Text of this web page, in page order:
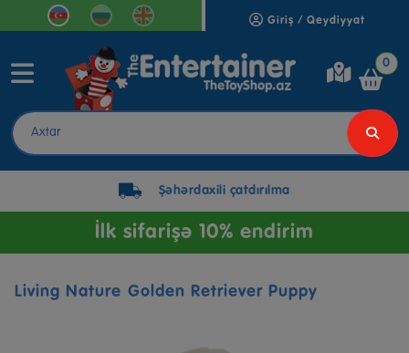
Giriş / Qeydiyyat
0
Şəhərdaxili çatdırılma
İlk sifarişə 10% endirim
Living Nature Golden Retriever Puppy